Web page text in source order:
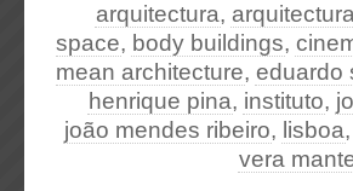
arquitectura,
space, body buildings,
mean architecture, eduardo
henrique pina, instituto,
joão mendes ribeiro, lisboa,
vera